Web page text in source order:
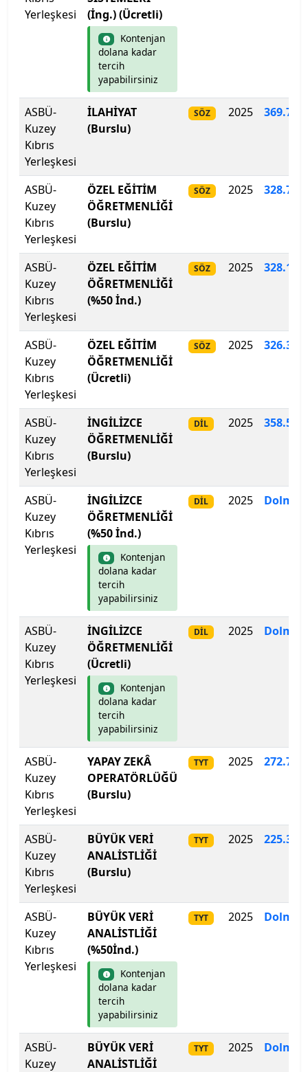
İstanbul Aydın Üniversitesi
İstanbul Beykent Üniversitesi
İstanbul Bilgi Üniversitesi
İstanbul Esenyurt Üniversitesi
İstanbul Galata Üniversitesi
İstanbul Gedik Üniversitesi
İstanbul Gelişim Üniversitesi
İstanbul Kent Üniversitesi
İstanbul Kültür Üniversitesi
İstanbul Medeniyet Üniversitesi
İstanbul Medipol Üniversitesi
İstanbul Nişantaşı Üniversitesi
İstanbul Okan Üniversitesi
İstanbul Rumeli Üniversitesi
İstanbul Sabahattin Zaim Üniversitesi
İstanbul Sağlık ve Sosyal Bilimler Meslek Y.O.
İstanbul Sağlık ve Sosyal Bilimler Meslek Y.O.
İstanbul Sağlık ve Teknoloji Üniversitesi
İstanbul Şişli Meslek Y.O.
İstanbul Teknik Üniversitesi
İstanbul Ticaret Üniversitesi
İstanbul Topkapı Üniversitesi
İstanbul Üniversitesi
İstanbul Üniversitesi-Cerrahpaşa
İstanbul Yeni Yüzyıl Üniversitesi
İstinye Üniversitesi
İTÜ-KKTC Eğitim Araştırma Yerleşkesi
İzmir Bakırçay Üniversitesi
İzmir Demokrasi Üniversitesi
İzmir Ekonomi Üniversitesi
İzmir Katip Çelebi Üniversitesi
İzmir Kavram Meslek Y.O.
Yerleşkesi
(İng.) (Ücretli)
Kontenjan
dolana kadar
tercih
yapabilirsiniz
ASBÜ-
Kuzey
Kıbrıs
Yerleşkesi
İLAHİYAT
(Burslu)
SÖZ 2025 369.736
ASBÜ-
Kuzey
Kıbrıs
Yerleşkesi
ÖZEL EĞİTİM
ÖĞRETMENLİĞİ
(Burslu)
SÖZ 2025 328.736
ASBÜ-
Kuzey
Kıbrıs
Yerleşkesi
ÖZEL EĞİTİM
ÖĞRETMENLİĞİ
(%50 İnd.)
SÖZ 2025 328.104
ASBÜ-
Kuzey
Kıbrıs
Yerleşkesi
ÖZEL EĞİTİM
ÖĞRETMENLİĞİ
(Ücretli)
SÖZ 2025 326.343
ASBÜ-
Kuzey
Kıbrıs
Yerleşkesi
İNGİLİZCE
ÖĞRETMENLİĞİ
(Burslu)
DİL 2025 358.565
ASBÜ-
Kuzey
Kıbrıs
Yerleşkesi
İNGİLİZCE
ÖĞRETMENLİĞİ
(%50 İnd.)
Kontenjan
dolana kadar
tercih
yapabilirsiniz
DİL 2025
ASBÜ-
Kuzey
Kıbrıs
Yerleşkesi
İNGİLİZCE
ÖĞRETMENLİĞİ
(Ücretli)
Kontenjan
dolana kadar
tercih
yapabilirsiniz
DİL 2025
ASBÜ-
Kuzey
Kıbrıs
Yerleşkesi
YAPAY ZEKÂ
OPERATÖRLÜĞÜ
(Burslu)
TYT 2025 272.772
ASBÜ-
Kuzey
Kıbrıs
Yerleşkesi
BÜYÜK VERİ
ANALİSTLİĞİ
(Burslu)
TYT 2025 225.321
ASBÜ-
Kuzey
Kıbrıs
Yerleşkesi
BÜYÜK VERİ
ANALİSTLİĞİ
(%50İnd.)
Kontenjan
dolana kadar
tercih
yapabilirsiniz
TYT 2025
ASBÜ-
Kuzey
BÜYÜK VERİ
ANALİSTLİĞİ
TYT 2025